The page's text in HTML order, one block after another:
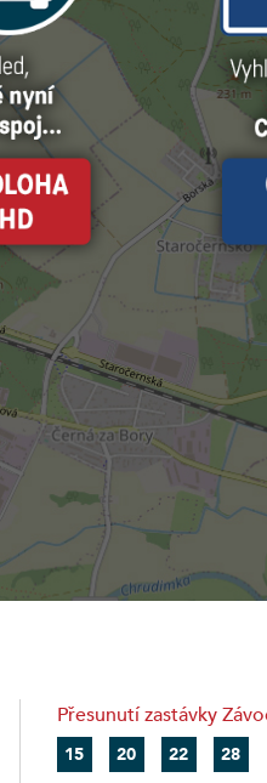
Přesunutí zastávky
15 20 22 28